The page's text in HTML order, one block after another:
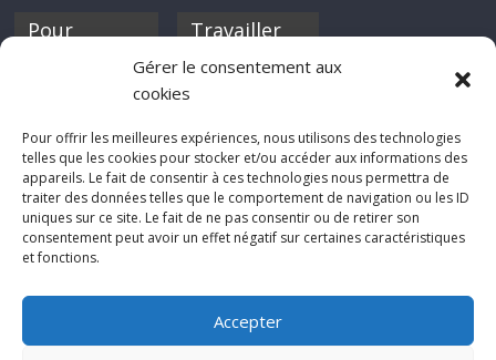
Gérer le consentement aux
cookies
Pour offrir les meilleures expériences, nous utilisons des technologies
telles que les cookies pour stocker et/ou accéder aux informations des
appareils. Le fait de consentir à ces technologies nous permettra de
traiter des données telles que le comportement de navigation ou les ID
uniques sur ce site. Le fait de ne pas consentir ou de retirer son
consentement peut avoir un effet négatif sur certaines caractéristiques
et fonctions.
Accepter
Pour
discothèque
Travailler
Si tu souhaites
Rocknfool, n'hésite
pas à nous envoyer
tes chroniques de
concerts, de films,
séries ou des billets
d'humeur :
net